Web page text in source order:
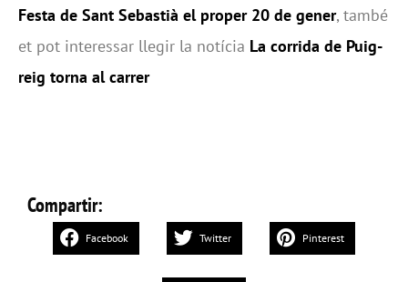
Festa de Sant Sebastià el proper 20 de gener, també
et pot interessar llegir la notícia La corrida de Puig-
reig torna al carrer
Compartir:
Facebook Twitter Pinterest